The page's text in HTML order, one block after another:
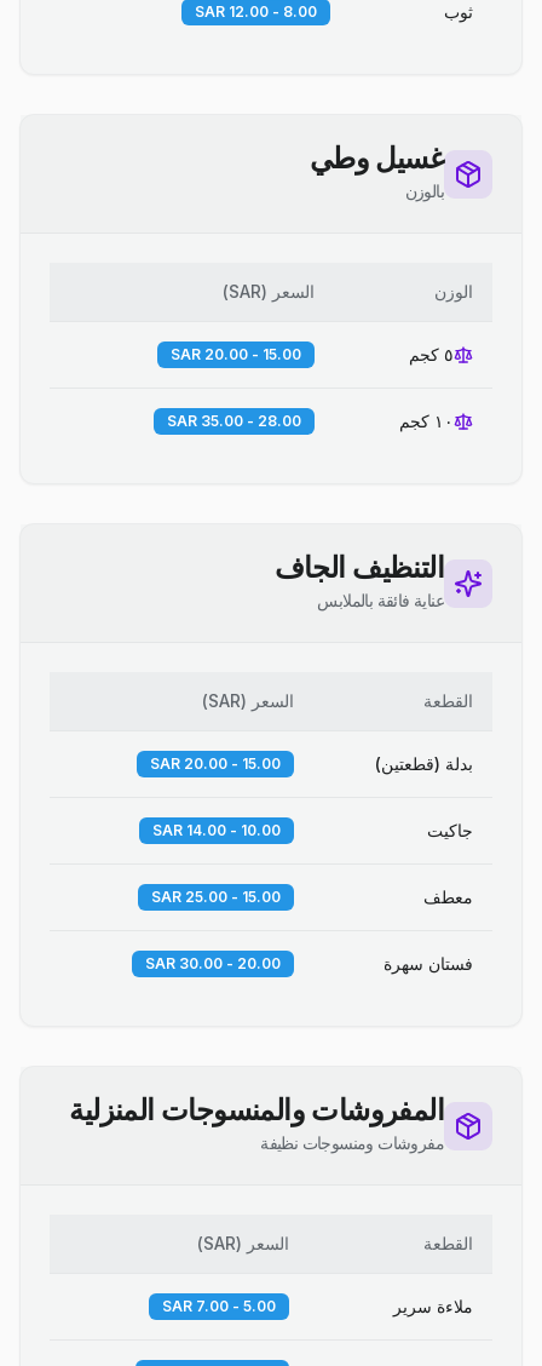
ثوب 8.00 - 12.00 SAR
غسيل وطي
بالوزن
الوزن السعر (
SAR
)
٥ كجم 15.00 - 20.00 SAR
١٠ كجم 28.00 - 35.00 SAR
التنظيف الجاف
عناية فائقة بالملابس
القطعة السعر (
SAR
)
بدلة (قطعتين) 15.00 - 20.00 SAR
جاكيت 10.00 - 14.00 SAR
معطف 15.00 - 25.00 SAR
فستان سهرة 20.00 - 30.00 SAR
المفروشات والمنسوجات المنزلية
مفروشات ومنسوجات نظيفة
القطعة السعر (
SAR
)
ملاءة سرير 5.00 - 7.00 SAR